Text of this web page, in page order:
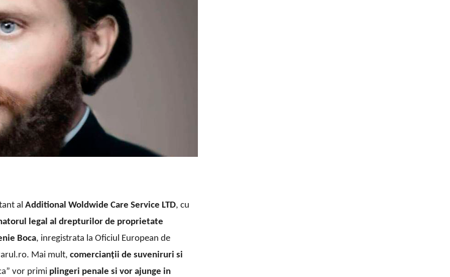
al Additional Woldwide Care Service LTD, cu
legal al drepturilor de proprietate
Boca, inregistrata la Oficiul European de
Mai mult, comercianţii de suveniruri si
vor primi plingeri penale si vor ajunge in